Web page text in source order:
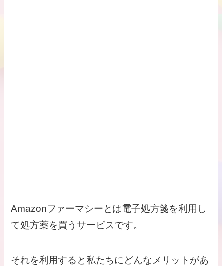
Amazonファーマシーとは電子処方箋を利用し
て処方薬を買うサービスです。
それを利用すると私たちにどんなメリットがあ